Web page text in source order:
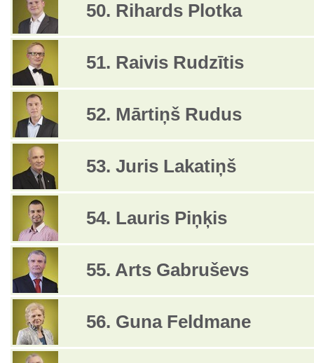
50. Rihards Plotka
51. Raivis Rudzītis
52. Mārtiņš Rudus
53. Juris Lakatiņš
54. Lauris Piņķis
55. Arts Gabruševs
56. Guna Feldmane